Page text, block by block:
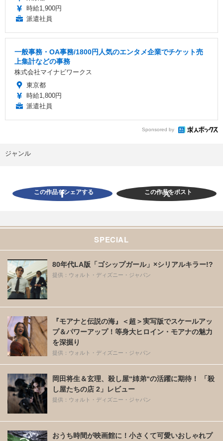
時給1,900円
派遣社員
一般事務・OA事務/1800円人気のエンタメ企業でチケット売
上集計などの事務
株式会社マイナビワークス
東京都
時給1,800円
派遣社員
Sponsored by
ジャンル
この作品をシェアする この作品をポスト
SPECIAL
80年代LA版「ゴシップガール」×シリアルキラー!?
提供：ウォルト・ディズニー・ジャパン
『モアナと伝説の海』＜超＞実写版でスケールアッ
プ＆パワーアップ！等身大ヒロイン・モアナの魅力
を深掘り
提供：ウォルト・ディズニー・ジャパン
岡田将生＆玄理、殺し屋“姉弟“の活躍に期待！ 「殺
し屋たちの店 2」レビュー
提供：ウォルト・ディズニー・ジャパン
おうち時間が映画館に！小さくて可愛いおしゃれプ